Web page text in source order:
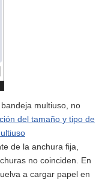
multiuso, no
del tamaño y tipo de
de la anchura fija,
no coinciden. En
a cargar papel en